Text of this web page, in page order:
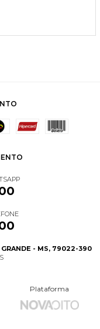
GRANDE - MS, 79022-390
Plataforma